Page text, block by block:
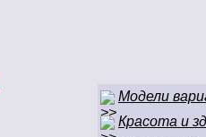
Модели
Красота и